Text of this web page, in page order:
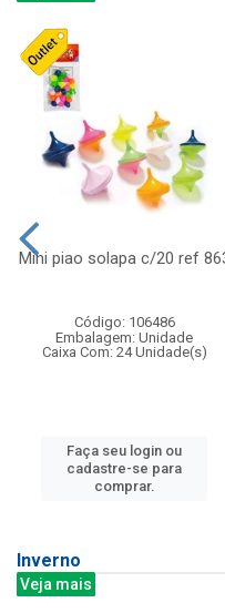
Mini piao solapa c/20 ref
Código: 106486
Embalagem: Unidade
Caixa Com: 24 Unidade(s)
Faça seu login ou
cadastre-se para
comprar.
Inverno
Veja mais